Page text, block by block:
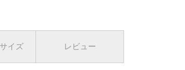
イズ レビュー